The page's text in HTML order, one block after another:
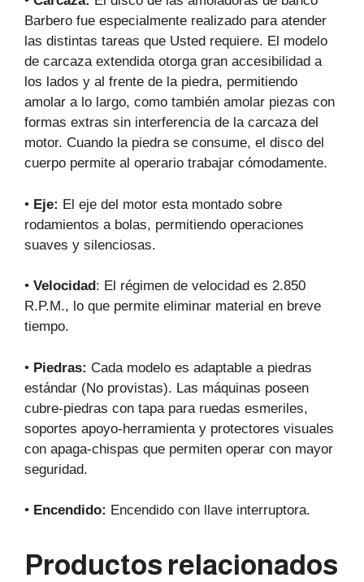
Barbero fue especialmente realizado para atender
las distintas tareas que Usted requiere. El modelo
de carcaza extendida otorga gran accesibilidad a
los lados y al frente de la piedra, permitiendo
amolar a lo largo, como también amolar piezas con
formas extras sin interferencia de la carcaza del
motor. Cuando la piedra se consume, el disco del
cuerpo permite al operario trabajar cómodamente.
• Eje: El eje del motor esta montado sobre
rodamientos a bolas, permitiendo operaciones
suaves y silenciosas.
• Velocidad: El régimen de velocidad es 2.850
R.P.M., lo que permite eliminar material en breve
tiempo.
• Piedras: Cada modelo es adaptable a piedras
estándar (No provistas). Las máquinas poseen
cubre-piedras con tapa para ruedas esmeriles,
soportes apoyo-herramienta y protectores visuales
con apaga-chispas que permiten operar con mayor
seguridad.
• Encendido: Encendido con llave interruptora.
Productos relacionados